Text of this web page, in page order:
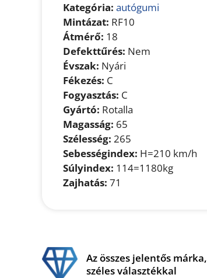
Kategória: autógumi
Mintázat: RF10
Átmérő: 18
Defekttűrés: Nem
Évszak: Nyári
Fékezés: C
Fogyasztás: C
Gyártó: Rotalla
Magasság: 65
Szélesség: 265
Sebességindex: H=210 km/h
Súlyindex: 114=1180kg
Zajhatás: 71
Az összes jelentős márka,
széles választékkal